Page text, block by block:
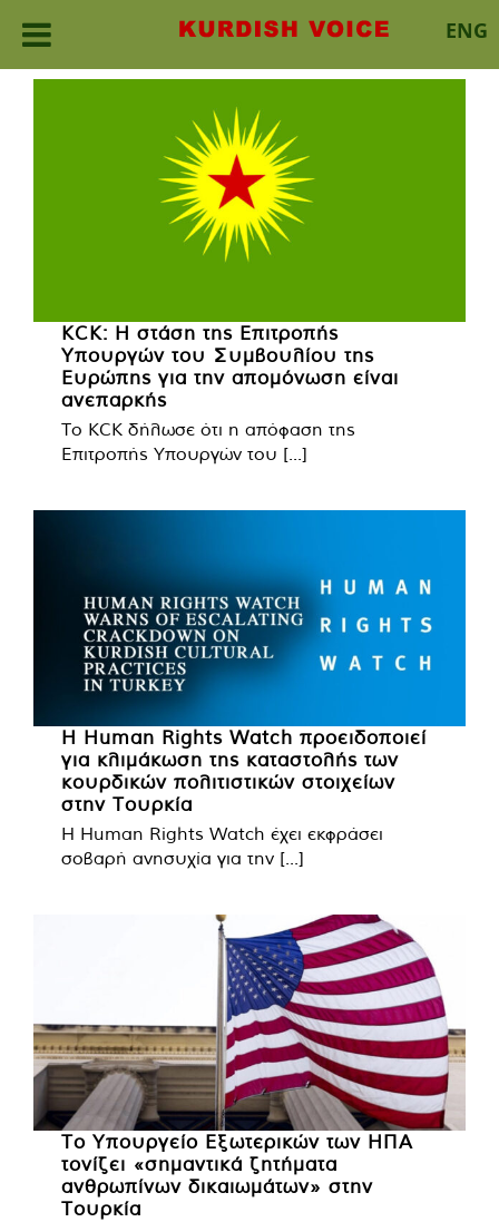
ENG
Skip
KCK: Η στάση της Επιτροπής
Υπουργών του Συμβουλίου της
Ευρώπης για την απομόνωση είναι
ανεπαρκής
Το KCK δήλωσε ότι η απόφαση της
Επιτροπής Υπουργών του [...]
Η Human Rights Watch προειδοποιεί
για κλιμάκωση της καταστολής των
κουρδικών πολιτιστικών στοιχείων
στην Τουρκία
Η Human Rights Watch έχει εκφράσει
σοβαρή ανησυχία για την [...]
Το Υπουργείο Εξωτερικών των ΗΠΑ
τονίζει «σημαντικά ζητήματα
ανθρωπίνων δικαιωμάτων» στην
Τουρκία